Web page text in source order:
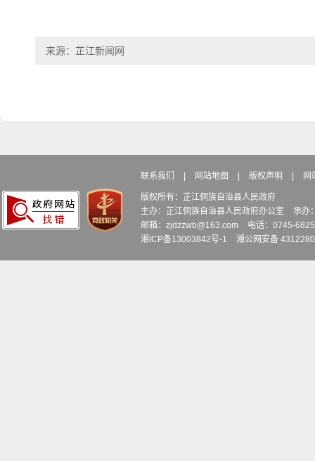
来源：芷江新闻网
联系我们 | 网站地图 | 版权声明 | 网
版权所有：芷江侗族自治县人民政府
主办：芷江侗族自治县人民政府办公室
承办
邮箱：zjdzzwb@163.com
电话：0745-
湘ICP备13003842号-1
湘公网安备